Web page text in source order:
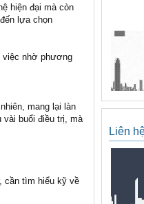
hiện đại mà còn
lựa chọn
việc nhờ phương
mang lại làn
vài buổi điều trị, mà
cần tìm hiểu kỹ về
Liên